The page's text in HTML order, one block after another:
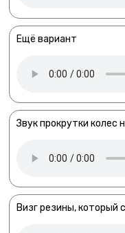
Ещё вариант
Звук прокрутки колес
Визг резины, который